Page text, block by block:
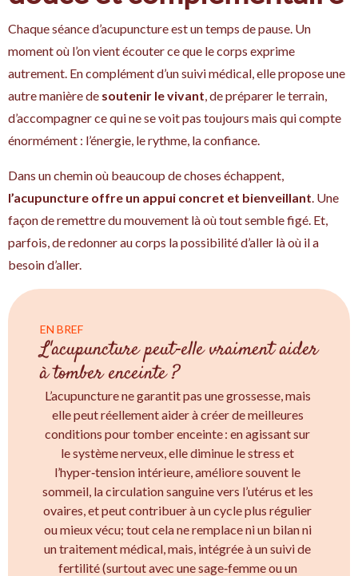
Chaque séance d’acupuncture est un temps de pause. Un
moment où l’on vient écouter ce que le corps exprime
autrement. En complément d’un suivi médical, elle propose une
autre manière de soutenir le vivant , de préparer le terrain,
d’accompagner ce qui ne se voit pas toujours mais qui compte
énormément : l’énergie, le rythme, la confiance.
Dans un chemin où beaucoup de choses échappent,
l’acupuncture offre un appui concret et bienveillant . Une
façon de remettre du mouvement là où tout semble figé. Et,
parfois, de redonner au corps la possibilité d’aller là où il a
besoin d’aller.
EN BREF
L'acupuncture peut‑elle vraiment aider
à tomber enceinte ?
L’acupuncture ne garantit pas une grossesse, mais
elle peut réellement aider à créer de meilleures
conditions pour tomber enceinte : en agissant sur
le système nerveux, elle diminue le stress et
l’hyper‑tension intérieure, améliore souvent le
sommeil, la circulation sanguine vers l’utérus et les
ovaires, et peut contribuer à un cycle plus régulier
ou mieux vécu; tout cela ne remplace ni un bilan ni
un traitement médical, mais, intégrée à un suivi de
fertilité (surtout avec une sage‑femme ou un